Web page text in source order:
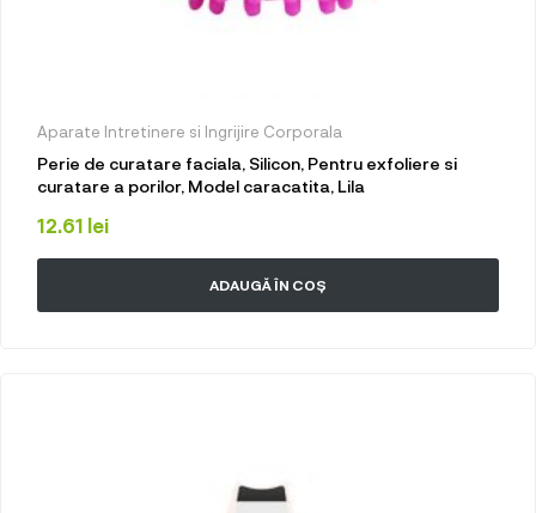
Aparate Intretinere si Ingrijire Corporala
Perie de curatare faciala, Silicon, Pentru exfoliere si
curatare a porilor, Model caracatita, Lila
12.61 lei
ADAUGĂ ÎN COȘ